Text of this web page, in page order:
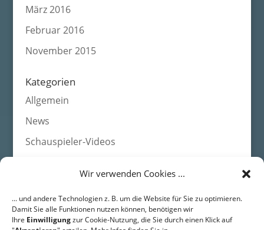
Wir verwenden Cookies ...
... und andere Technologien z. B. um die Website für Sie zu optimieren.
Damit Sie alle Funktionen nutzen können, benötigen wir
Ihre Einwilligungzur Cookie-Nutzung, die Sie durch einen Klick auf
März 2016
Februar 2016
November 2015
Kategorien
Allgemein
News
Schauspieler-Videos
Agentur HEADS • Schauspieleragentur für Film, Fernsehen,
Werbung
DRESDEN • Langestr. 43 • 01159 Dresden • Fon: +49 (0) 351 /
311 49 01